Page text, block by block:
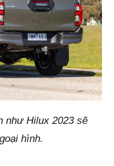
như Hilux 2023 sẽ
hình.